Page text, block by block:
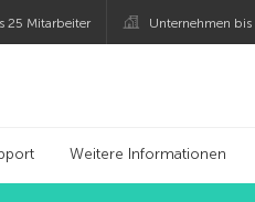
25 Mitarbeiter Unternehmen
Weitere Informationen